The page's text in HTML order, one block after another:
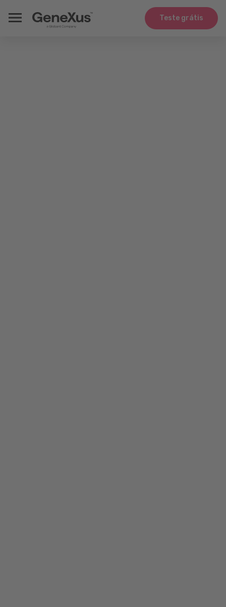
Teste grátis